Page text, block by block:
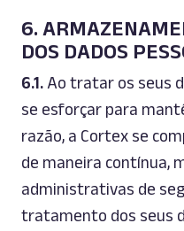
6.
DOS DADOS
6.1. Ao tratar os seus
se esforçar para
razão, a Cortex se
de maneira contínua,
administrativas de
tratamento dos seus